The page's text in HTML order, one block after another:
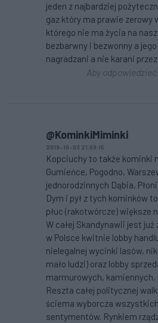
jeden z najbardziej
gaz który ma prawie zerowy
którego nie ma życia na
bezbarwny i bezwonny a
nagradzani a nie karani
Aby
@KominkiMiminki
2019-10-03 21:09:15
Kopciuchy to także kominki
Gumieńce, Pogodno,
jednorodzinnych Dąbia,
Dym i pył z tych kominków
płuc (rakotwórcze) większe
W całej Skandynawii jest
w Polsce kwitnie lobby
nielegalnej wycinki lasów,
mało ludzi) oraz lobby
marmurowych,
Reszta całej politycznej
ściema wyborcza
sentymentów. Rynkiem